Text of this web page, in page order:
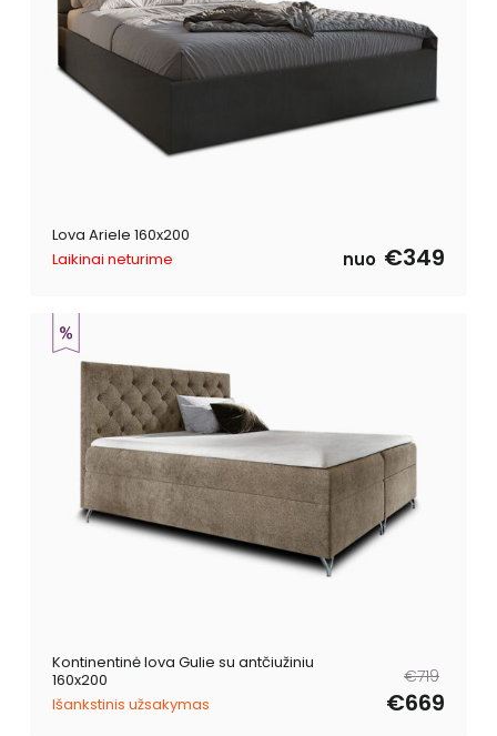
Lova Ariele 160x200
Laikinai neturime
nuo €349
Kontinentinė lova Gulie su antčiužiniu
160x200
Išankstinis užsakymas
Reguliari
kaina
€719
Išpardavimo
kaina€669